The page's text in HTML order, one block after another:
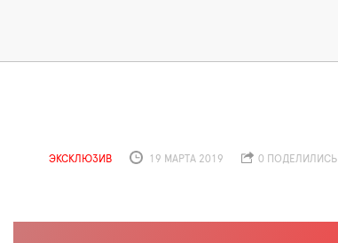
ЭКСКЛЮЗИВ 19 МАРТА 2019 0 ПОДЕЛИЛИСЬ